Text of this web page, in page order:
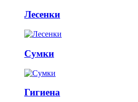
Лесенки
Сумки
Гигиена